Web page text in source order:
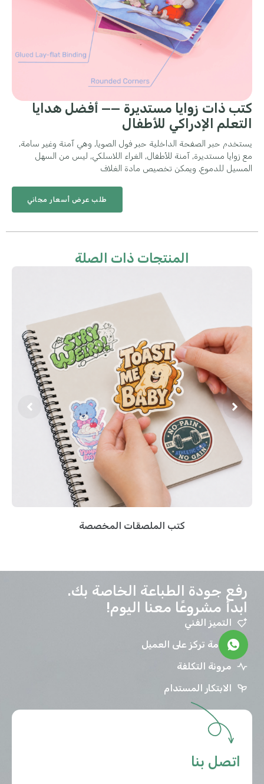
كتب ذات زوايا مستديرة —— أفضل هدايا
التعلم الإدراكي للأطفال
يستخدم حبر الصفحة الداخلية حبر فول الصويا, وهي آمنة وغير سامة,
مع زوايا مستديرة, آمنة للأطفال, الغراء اللاسلكي, ليس من السهل
المسيل للدموع, ويمكن تخصيص مادة الغلاف
طلب عرض أسعار مجاني
المنتجات ذات الصلة
كتب الملصقات المخصصة
رفع جودة الطباعة الخاصة بك.
ابدأ مشروعًا معنا اليوم!
التميز الفني
خدمة تركز على العميل
مرونة التكلفة
الابتكار المستدام
اتصل بنا